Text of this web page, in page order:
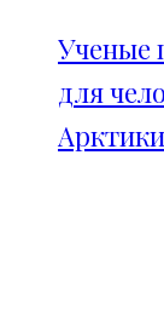
Ученые
для
Арктики